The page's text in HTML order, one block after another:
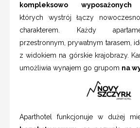
kompleksowo wyposażonych
których wystrój łączy
charakterem. Każdy
przestronnym, prywatnym tarasem,
z widokiem na górskie krajobrazy.
umożliwia wynajem go grupom na
Aparthotel funkcjonuje w dużej